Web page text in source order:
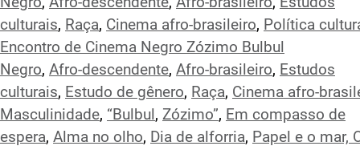
culturais, Raça, Cinema afro-brasileiro, Política
Encontro de Cinema Negro Zózimo Bulbul
Negro, Afro-descendente, Afro-brasileiro, Estudos
culturais, Estudo de gênero, Raça, Cinema afro-
Masculinidade, “Bulbul , Zózimo”, Em compasso de
espera, Alma no olho, Dia de alforria, Papel e o mar,